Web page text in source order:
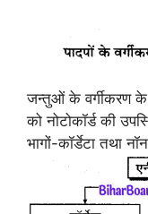
जन्तुओं के वर्गीकरण के
को नोटोकॉर्ड की
भागों-कॉर्डेटा तथा